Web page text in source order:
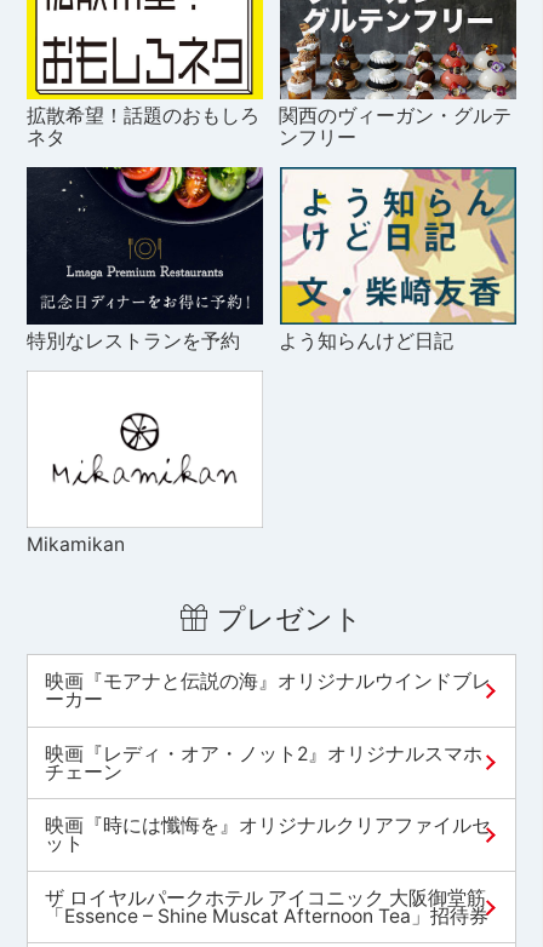
拡散希望！話題のおもしろ
ネタ
関西のヴィーガン・グルテ
ンフリー
特別なレストランを予約 よう知らんけど日記
Mikamikan
プレゼント
映画『モアナと伝説の海』オリジナルウインドブレ
ーカー
映画『レディ・オア・ノット2』オリジナルスマホ
チェーン
映画『時には懺悔を』オリジナルクリアファイルセ
ット
ザ ロイヤルパークホテル アイコニック 大阪御堂筋
「Essence – Shine Muscat Afternoon Tea」招待券